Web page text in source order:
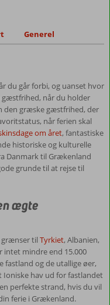
Generel
du går forbi, og uanset hvor
når du holder
den græske gæstfrihed, der
når ferien skal
om året, fantastiske
historiske og kulturelle
Danmark til Grækenland
grunde til at rejse til
ægte
til Tyrkiet, Albanien,
intet mindre end 15.000
og de utallige øer,
hav ud for fastlandet
perfekte strand, hvis du vil
ferie i Grækenland.